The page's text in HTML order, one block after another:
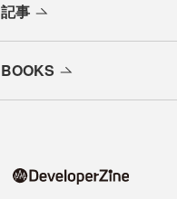
記事
BOOKS